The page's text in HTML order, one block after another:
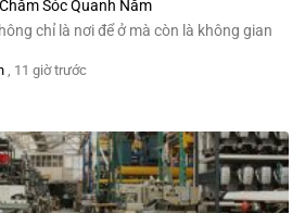
Sóc Quanh Năm
chỉ là nơi để ở mà còn là không gian
, 11 giờ trước